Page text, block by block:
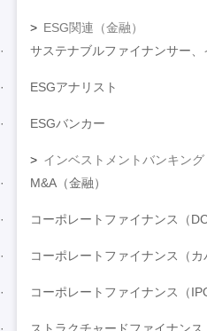
ESG関連（金融）
サステナブルファイナンサー
ESGアナリスト
ESGバンカー
インベストメントバンキング
M&A（金融）
コーポレートファイナンス（
コーポレートファイナンス（カ
コーポレートファイナンス（